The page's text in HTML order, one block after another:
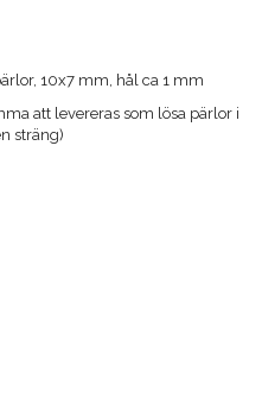
10x7 mm, hål ca 1 mm
att levereras som lösa pärlor i
sträng)